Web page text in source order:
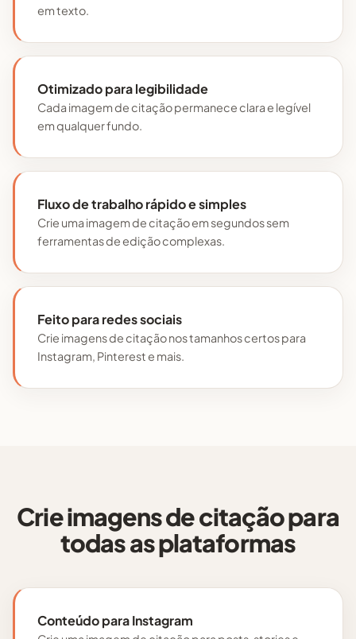
em texto.
Otimizado para legibilidade
Cada imagem de citação permanece clara e legível
em qualquer fundo.
Fluxo de trabalho rápido e simples
Crie uma imagem de citação em segundos sem
ferramentas de edição complexas.
Feito para redes sociais
Crie imagens de citação nos tamanhos certos para
Instagram, Pinterest e mais.
Crie imagens de citação para
todas as plataformas
Conteúdo para Instagram